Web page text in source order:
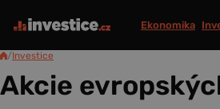
Ekonomika
/Investice
Akcie